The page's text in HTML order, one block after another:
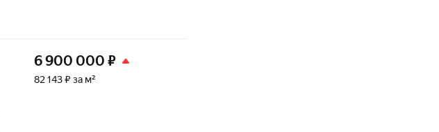
6 900 000 ₽
82 143 ₽ за м²